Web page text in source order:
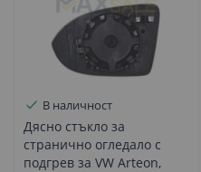
В наличност
Дясно стъкло за
странично огледало с
подгрев за VW Arteon,